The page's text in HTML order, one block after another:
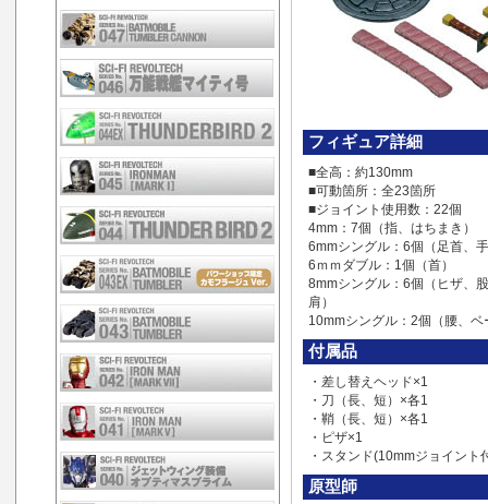
フィギュア詳細
■全高：約130mm
■可動箇所：全23箇所
■ジョイント使用数：22個
4mm：7個（指、はちまき）
6mmシングル：6個（足首、
6ｍｍダブル：1個（首）
8mmシングル：6個（ヒザ、
肩）
10mmシングル：2個（腰、ベ
付属品
・差し替えヘッド×1
・刀（長、短）×各1
・鞘（長、短）×各1
・ピザ×1
・スタンド(10mmジョイント
原型師